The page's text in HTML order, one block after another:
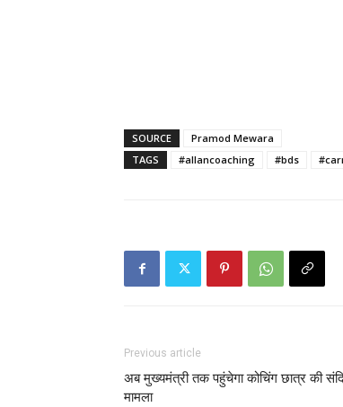
SOURCE
Pramod Mewara
TAGS
#allancoaching #bds
Previous article
अब मुख्यमंत्री तक पहुंचेगा कोचिंग छात्र की
मामला